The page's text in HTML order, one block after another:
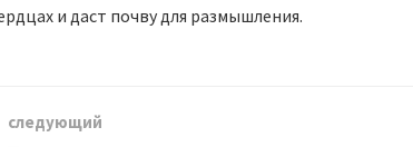
и даст почву для размышления.
следующий